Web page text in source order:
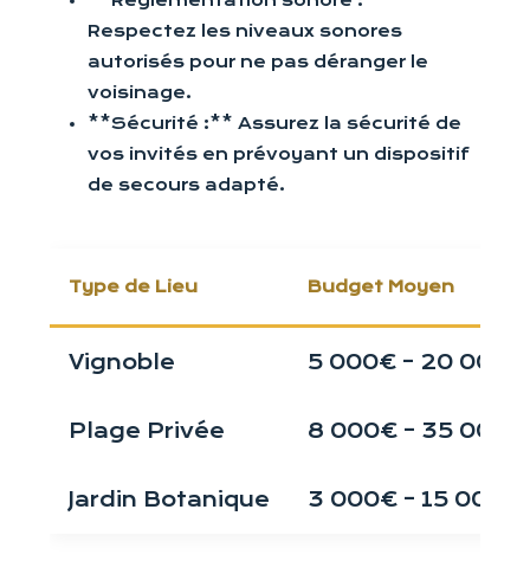
Respectez les niveaux sonores
autorisés pour ne pas déranger le
voisinage.
**Sécurité :** Assurez la sécurité de
vos invités en prévoyant un dispositif
de secours adapté.
Type de Lieu Budget Moyen
Vignoble 5 000€ – 20 000€
Plage Privée 8 000€ – 35 000€
Jardin Botanique 3 000€ – 15 000€